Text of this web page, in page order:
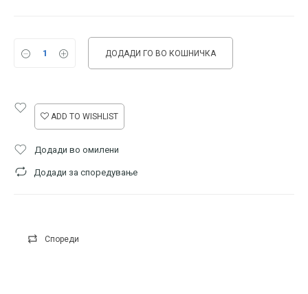
ДОДАДИ ГО ВО КОШНИЧКА
ADD TO WISHLIST
Додади во омилени
Додади за споредување
Спореди